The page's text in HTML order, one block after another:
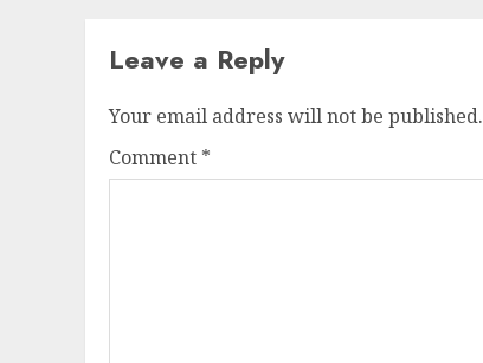
Leave a Reply
Your email address will not be published.
Comment *